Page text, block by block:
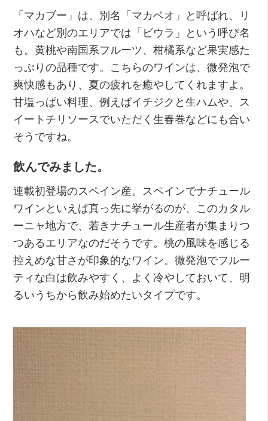
「マカブー」は、別名「マカベオ」と呼ばれ、リ
オハなど別のエリアでは「ビウラ」という呼び名
も。黄桃や南国系フルーツ、柑橘系など果実感た
っぷりの品種です。こちらのワインは、微発泡で
爽快感もあり、夏の疲れを癒やしてくれますよ。
甘塩っぱい料理、例えばイチジクと生ハムや、ス
イートチリソースでいただく生春巻などにも合い
そうですね。
飲んでみました。
連載初登場のスペイン産。スペインでナチュール
ワインといえば真っ先に挙がるのが、このカタル
ーニャ地方で、若きナチュール生産者が集まりつ
つあるエリアなのだそうです。桃の風味を感じる
控えめな甘さが印象的なワイン。微発泡でフルー
ティな白は飲みやすく、よく冷やしておいて、明
るいうちから飲み始めたいタイプです。